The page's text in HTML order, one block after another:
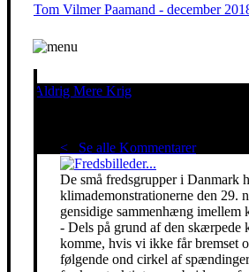
Tom Vilmer Paamand - december
Aldrig Mere Krig
< Se alle KommentarerRed
De små fredsgrupper i Danmark
klimademonstrationerne den 29.
gensidige sammenhæng
- Dels på grund af den skærpede
komme, hvis vi ikke får bremset
følgende ond cirkel af